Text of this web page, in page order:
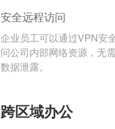
安全远程访问
企业员工可以通过VPN安
问公司内部网络资源，无
数据泄露。
跨区域办公